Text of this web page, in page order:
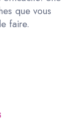
que vous
faire.